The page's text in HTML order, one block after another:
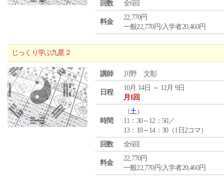
回数 全6回
料金
22,770円
一般22,770円/入学者20,460円
じっくり学ぶ九星２
講師 川野 文彰
日程
10月 14日 ～ 12月 9日
月1回
時間
（土）
11：30～12：50／
13：10～14：30（1日2コマ）
回数
全6回
料金
22,770円
一般22,770円/入学者20,460円